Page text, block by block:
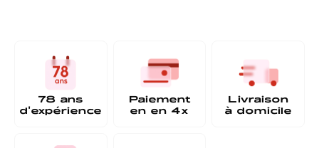
78 ans
d'expérience
Paiement
en en 4x
Livraison
à domicile